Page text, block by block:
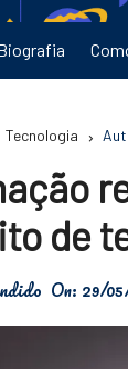
Tecnologia
de
On: 29/